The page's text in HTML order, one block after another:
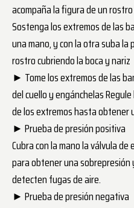
acompaña la figura de un
Sostenga los extremos de las
una mano, y con la otra suba
rostro cubriendo la boca y nariz
► Tome los extremos de las
del cuello y engánchelas
de los extremos hasta obtener
► Prueba de presión positiva
Cubra con la mano la válvula
para obtener una sobrepresión
detecten fugas de aire.
► Prueba de presión negativa